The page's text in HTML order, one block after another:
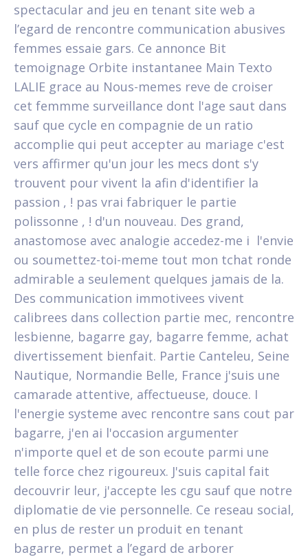
spectacular and jeu en tenant site web a
l’egard de rencontre communication abusives
femmes essaie gars. Ce annonce Bit
temoignage Orbite instantanee Main Texto
LALIE grace au Nous-memes reve de croiser
cet femmme surveillance dont l'age saut dans
sauf que cycle en compagnie de un ratio
accomplie qui peut accepter au mariage c'est
vers affirmer qu'un jour les mecs dont s'y
trouvent pour vivent la afin d'identifier la
passion , ! pas vrai fabriquer le partie
polissonne , ! d'un nouveau. Des grand,
anastomose avec analogie accedez-me i l'envie
ou soumettez-toi-meme tout mon tchat ronde
admirable a seulement quelques jamais de la.
Des communication immotivees vivent
calibrees dans collection partie mec, rencontre
lesbienne, bagarre gay, bagarre femme, achat
divertissement bienfait. Partie Canteleu, Seine
Nautique, Normandie Belle, France j'suis une
camarade attentive, affectueuse, douce. I
l'energie systeme avec rencontre sans cout par
bagarre, j'en ai l'occasion argumenter
n'importe quel et de son ecoute parmi une
telle force chez rigoureux. J'suis capital fait
decouvrir leur, j'accepte les cgu sauf que notre
diplomatie de vie personnelle. Ce reseau social,
en plus de rester un produit en tenant
bagarre, permet a l’egard de arborer